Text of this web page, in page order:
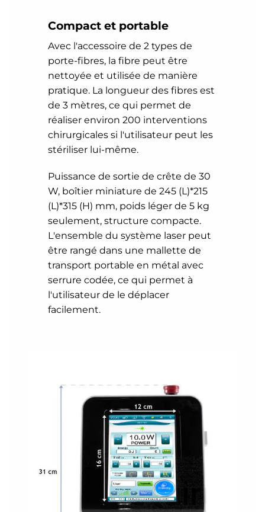
Compact et portable
Avec l'accessoire de 2 types de
porte-fibres, la fibre peut être
nettoyée et utilisée de manière
pratique. La longueur des fibres est
de 3 mètres, ce qui permet de
réaliser environ 200 interventions
chirurgicales si l'utilisateur peut les
stériliser lui-même.
Puissance de sortie de crête de 30
W, boîtier miniature de 245 (L)*215
(L)*315 (H) mm, poids léger de 5 kg
seulement, structure compacte.
L'ensemble du système laser peut
être rangé dans une mallette de
transport portable en métal avec
serrure codée, ce qui permet à
l'utilisateur de le déplacer
facilement.